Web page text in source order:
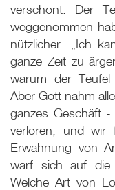
verschont. Der
weggenommen
nützlicher. „Ich
ganze Zeit zu
warum der
Aber Gott nahm
ganzes Geschäft
verloren, und wir
Erwähnung von
warf sich auf die
Welche Art von